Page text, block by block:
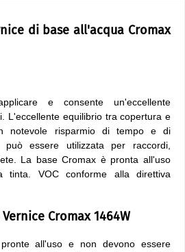
di base all'acqua Cromax
e consente un'eccellente
L'eccellente equilibrio tra copertura e
notevole risparmio di tempo e di
può essere utilizzata per raccordi,
La base Cromax è pronta all'uso
tinta. VOC conforme alla direttiva
Cromax 1464W
all'uso e non devono essere